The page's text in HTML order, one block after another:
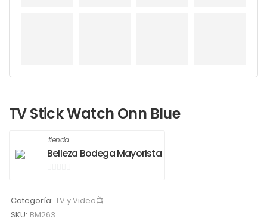
TV Stick Watch Onn Blue
tienda
Belleza Bodega Mayorista
5
Categoría: TV y Video📺
SKU: BM263